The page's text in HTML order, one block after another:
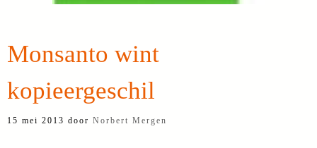
Monsanto wint
kopieergeschil
15 mei 2013 door Norbert Mergen